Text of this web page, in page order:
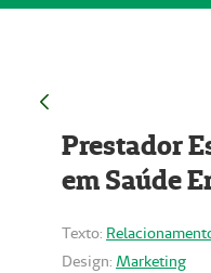
Prestador
em Saúde
Texto:
Design: Marketing